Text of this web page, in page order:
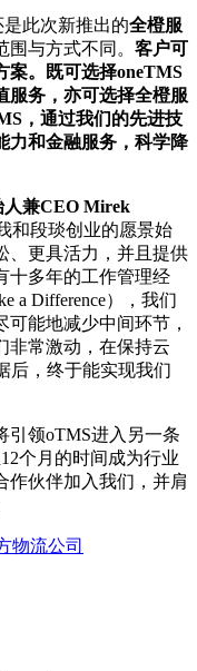
是此次新推出的全橙服
围与方式不同。 客户可
案。既可选择oneTMS
服务，亦可选择全橙服
，通过我们的先进技
力和金融服务，科学降
人兼CEO Mirek
和段琰创业的愿景始
、更具活力，并且提供
十多年的工作管理经
a Difference），我们
能地减少中间环节，
非常激动，在保持云
后，终于能实现我们
引领oTMS进入另一条
个月的时间成为行业
作伙伴加入我们，并肩
物流公司